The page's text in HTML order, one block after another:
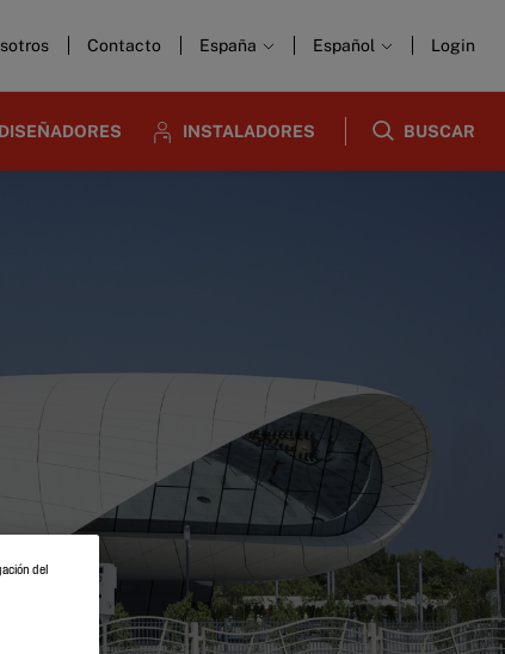
Contacto España Español Login
DISEÑADORES INSTALADORES BUSCAR
del